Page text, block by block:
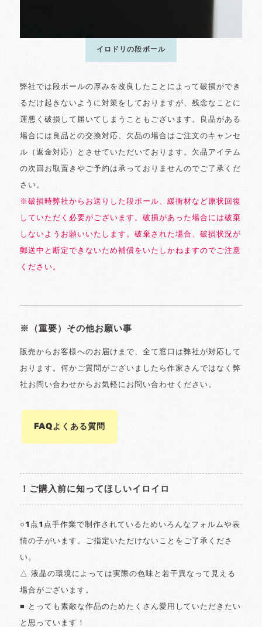
イロドリの段ボール
弊社では段ボールの厚みを改良したことによって破損ができ
るだけ起きないように対策をしておりますが、残念なことに
運悪く破損して届いてしまうこともございます。良品がある
場合には良品との交換対応、欠品の場合はご注文のキャンセ
ル（返金対応）とさせていただいております。欠品アイテム
の次回お取置きやご予約は承っておりませんのでご了承くだ
さい。
※破損時弊社からお送りした段ボール、緩衝材など原状回復
していただく必要がございます。破損があった場合には破棄
しないようお願いいたします。破棄された場合、破損状況が
郵送中と断定できないため補償をいたしかねますのでご注意
ください。
※（重要）その他お願い事
販売からお客様へのお届けまで、全て窓口は弊社が対応して
おります。何かご質問がございましたら作家さんではなく弊
社お問い合わせからお気軽にお問い合わせください。
FAQよくある質問
！ご購入前に知ってほしいイロイロ
○1点1点手作業で制作されているためいろんなフォルムや表
情の子がいます。ご指定いただけないことをご了承くださ
い。
△ 液晶の環境によっては実際の色味と若干異なって見える
場合がございます。
■ とっても素敵な作品のためたくさん愛用していただきたい
と思っています！